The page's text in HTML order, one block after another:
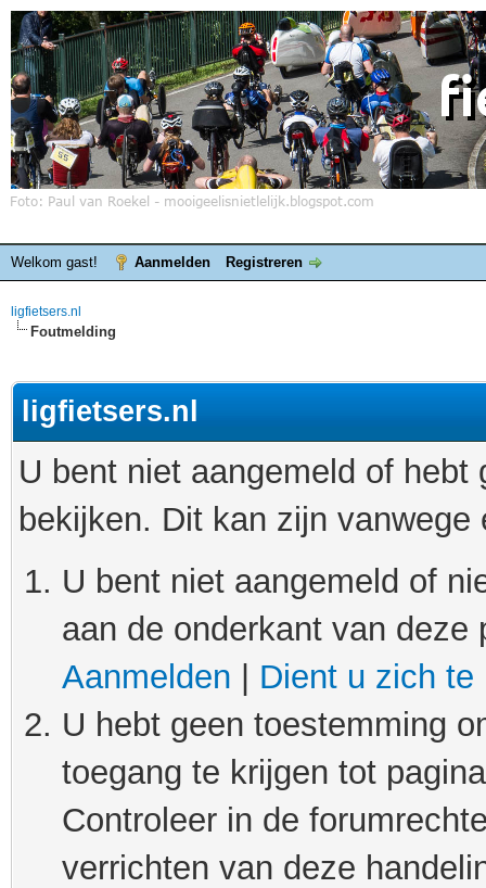
Welkom gast! Aanmelden Registreren
ligfietsers.nl
Foutmelding
ligfietsers.nl
U bent niet aangemeld of
bekijken. Dit kan zijn
U bent niet aangemeld of
aan de onderkant van
Aanmelden
Dient u zich te
U hebt geen toestemming
toegang te krijgen tot
Controleer in de
verrichten van deze